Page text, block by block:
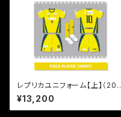
レプリカユニフォーム【上】（202
6-2027／FP AWAY）
¥13,200